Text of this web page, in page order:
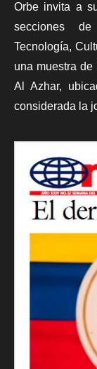
Orbe invita a
secciones
Tecnología,
una muestra
Al Azhar,
considerada la